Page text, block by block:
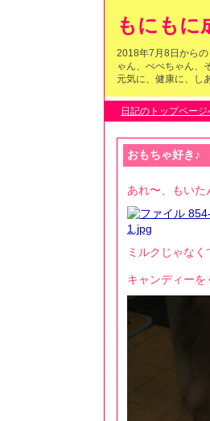
もにもに
2018年7月8日から
ゃん、べべちゃん、
元気に、健康に、し
日記のトップページ
おもちゃ好き♪
あれ〜、もい
ミルクじゃな
キャンディーを